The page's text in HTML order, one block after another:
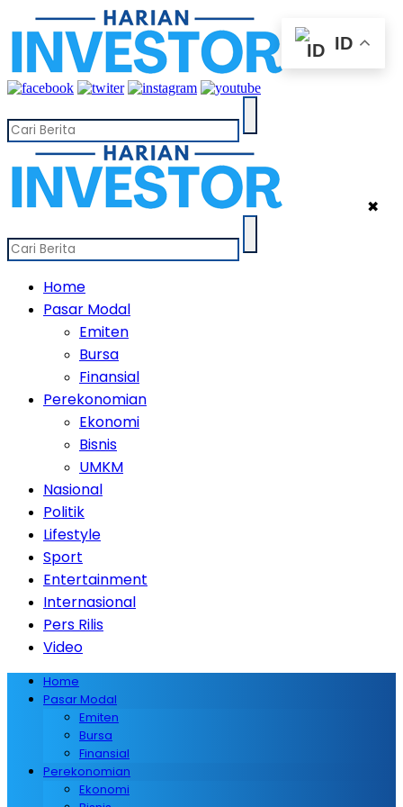
✖
Home
Pasar Modal
Emiten
Bursa
Finansial
Perekonomian
Ekonomi
Bisnis
UMKM
Nasional
Politik
Lifestyle
Sport
Entertainment
Internasional
Pers Rilis
Video
Home
Pasar Modal
Emiten
Bursa
Finansial
Perekonomian
Ekonomi
ID